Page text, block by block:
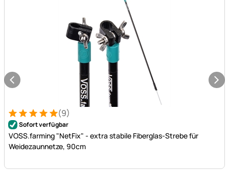
Bewertung: 5 von 5 (9 Bewertungen)
9 Bewertungen
(9)
Sofort verfügbar
VOSS.farming "NetFix" - extra stabile Fiberglas-Strebe für
Weidezaunnetze, 90cm